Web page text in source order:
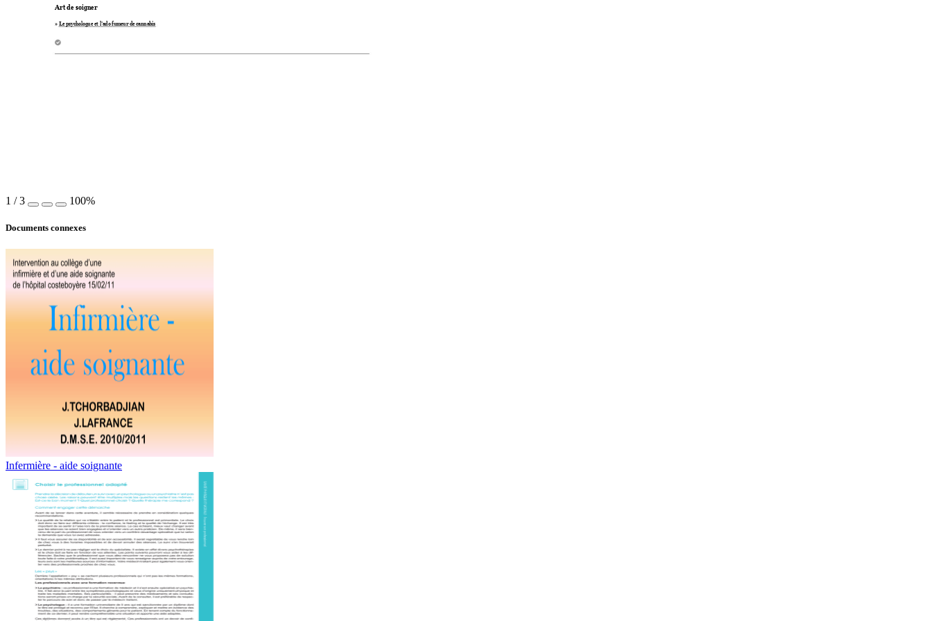
Art de soigner
» Le psychologue et l'ado fumeur de cannabis
1 /3 100%
Documents connexes
Infermière - aide soignante